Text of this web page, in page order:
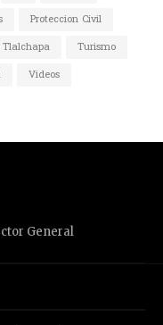
Proteccion Civil
Tlalchapa
Turismo
Videos
General